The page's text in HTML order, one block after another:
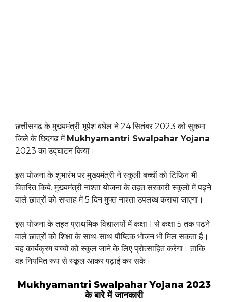
छत्तीसगढ़ के मुख्यमंत्री भूपेश बघेल ने 24 सितंबर 2023 को सुकमा
जिले के छिदगढ़ में Mukhyamantri Swalpahar Yojana
2023 का उद्घाटन किया।
इस योजना के शुभारंभ पर मुख्यमंत्री ने स्कूली बच्चों को टिफिन भी
वितरित किये. मुख्यमंत्री नाश्ता योजना के तहत सरकारी स्कूलों में पढ़ने
वाले छात्रों को सप्ताह में 5 दिन मुफ्त नाश्ता उपलब्ध कराया जाएगा।
इस योजना के तहत प्राथमिक विद्यालयों में कक्षा 1 से कक्षा 5 तक पढ़ने
वाले छात्रों को शिक्षा के साथ-साथ पौष्टिक भोजन भी मिल सकता है।
यह कार्यक्रम बच्चों को स्कूल जाने के लिए प्रोत्साहित करेगा। ताकि
वह नियमित रूप से स्कूल आकर पढ़ाई कर सके।
Mukhyamantri Swalpahar Yojana 2023
के बारे में जानकारी